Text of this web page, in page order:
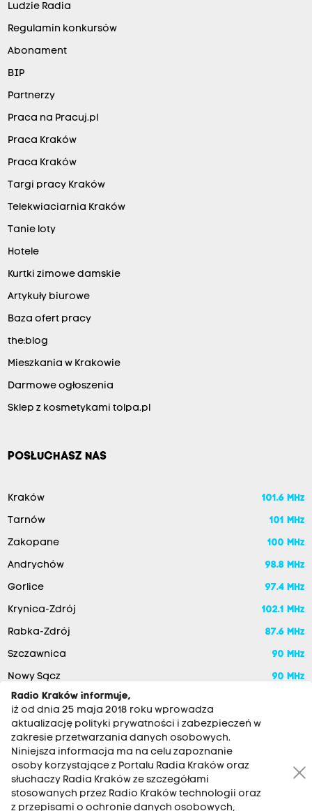
Ludzie Radia
Regulamin konkursów
Abonament
BIP
Partnerzy
Praca na Pracuj.pl
Praca Kraków
Praca Kraków
Targi pracy Kraków
Telekwiaciarnia Kraków
Tanie loty
Hotele
Kurtki zimowe damskie
Artykuły biurowe
Baza ofert pracy
the:blog
Mieszkania w Krakowie
Darmowe ogłoszenia
Sklep z kosmetykami tolpa.pl
POSŁUCHASZ NAS
Kraków 101.6 MHz
Tarnów 101 MHz
Zakopane 100 MHz
Andrychów 98.8 MHz
Gorlice 97.4 MHz
Krynica-Zdrój 102.1 MHz
Rabka-Zdrój 87.6 MHz
Szczawnica 90 MHz
Nowy Sącz 90 MHz
RADIO KRAKÓW SA. Aleja Juliusza Słowackiego 22, 30-007
Radio Kraków informuje,
iż od dnia 25 maja 2018 roku wprowadza
aktualizację polityki prywatności i zabezpieczeń w
zakresie przetwarzania danych osobowych.
Niniejsza informacja ma na celu zapoznanie
osoby korzystające z Portalu Radia Kraków oraz
słuchaczy Radia Kraków ze szczegółami
stosowanych przez Radio Kraków technologii oraz
z przepisami o ochronie danych osobowych,